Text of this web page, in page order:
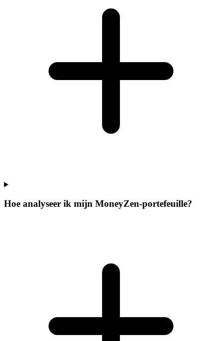
Hoe analyseer ik mijn MoneyZen-portefeuille?